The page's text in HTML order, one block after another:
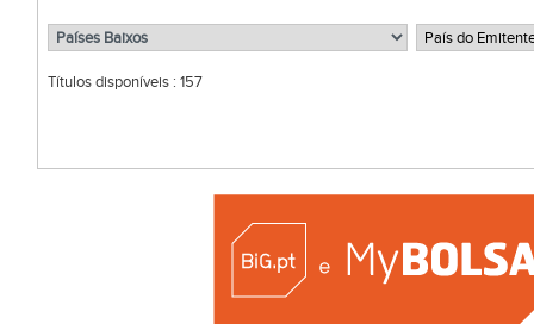
Títulos disponíveis : 157